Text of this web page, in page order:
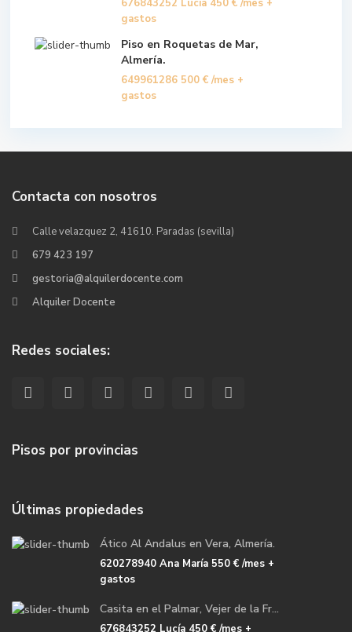
676843252 Lucía 450 € /mes +
gastos
Piso en Roquetas de Mar,
Almería.
649961286 500 € /mes +
gastos
Contacta con nosotros
Calle velazquez 2, 41610. Paradas (sevilla)
679 423 197
gestoria@alquilerdocente.com
Alquiler Docente
Redes sociales:
Pisos por provincias
Últimas propiedades
Ático Al Andalus en Vera, Almería.
620278940 Ana María 550 €/mes +
gastos
Casita en el Palmar, Vejer de la Fr...
676843252 Lucía 450 € /mes +